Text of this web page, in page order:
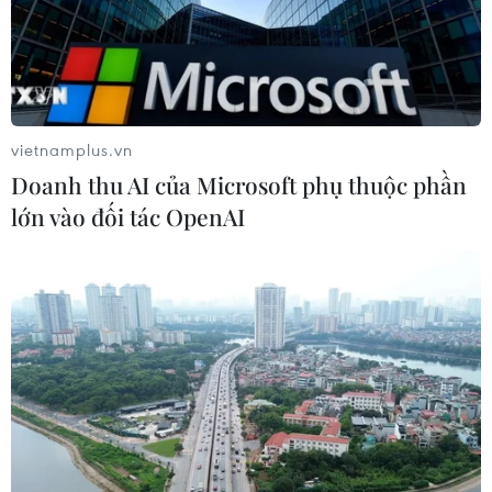
Đồng Nai: Phát hiện xe khách chở
hơn 800kg thực phẩm chế biến
không rõ nguồn gốc
04/08/2026 11:01
Đắk Lắk: Bắt đối tượng lừa đảo
năm lẩn trốn
04/08/2026 10:53
Khởi tố 16 đối tường trong đường dây
tổ chức đánh bạc trực tuyến quy mô
04/08/2026 09:30
vietnamplus.vn
Doanh thu AI của Microsoft phụ thuộc phần
lớn vào đối tác OpenAI